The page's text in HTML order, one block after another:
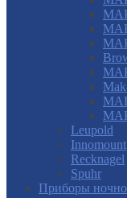
Leupold
Innomount
Recknagel
Spuhr
Приборы